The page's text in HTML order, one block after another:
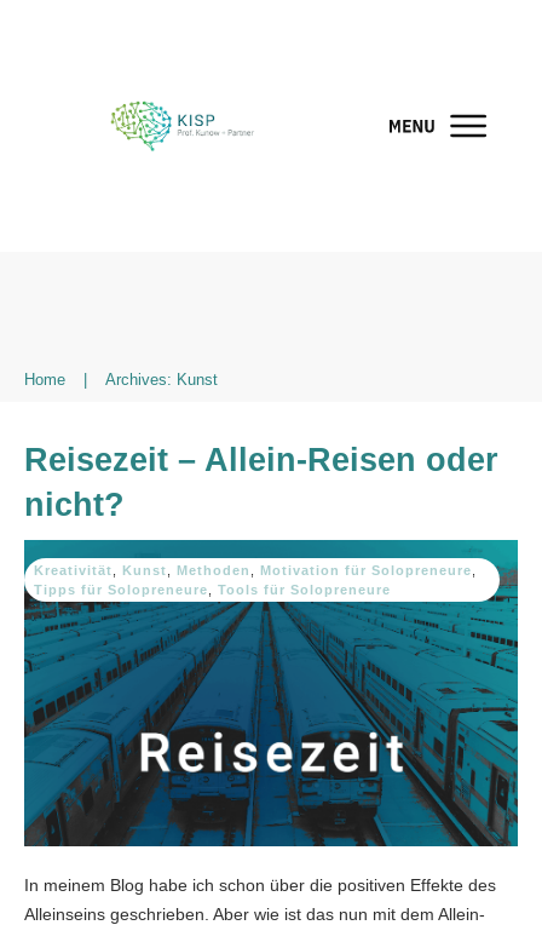
Home Archives: Kunst
Reisezeit – Allein-Reisen oder
nicht?
Kreativität Kunst Methoden Motivation für Solopreneure
Tipps für Solopreneure
Tools für Solopreneure
In meinem Blog habe ich schon über die positiven Effekte des
Alleinseins geschrieben. Aber wie ist das nun mit dem Allein-